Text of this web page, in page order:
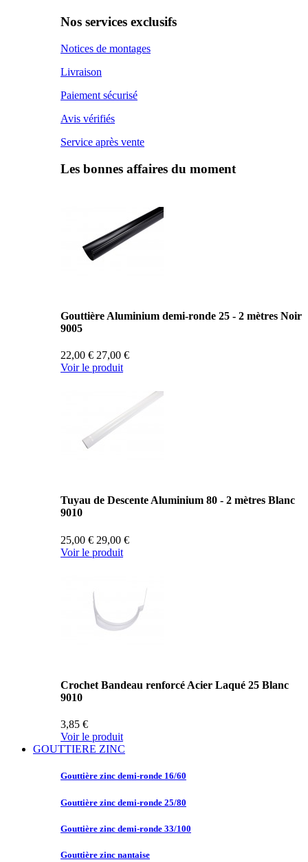
Nos services exclusifs
Notices de montages
Livraison
Paiement sécurisé
Avis vérifiés
Service après vente
Les bonnes affaires du moment
Gouttière Aluminium demi-ronde 25 - 2 mètres Noir
9005
22,00 € 27,00 €
Voir le produit
Tuyau de Descente Aluminium 80 - 2 mètres Blanc
9010
25,00 € 29,00 €
Voir le produit
Crochet Bandeau renforcé Acier Laqué 25 Blanc
9010
3,85 €
Voir le produit
GOUTTIERE ZINC
Gouttière zinc demi-ronde 16/60
Gouttière zinc demi-ronde 25/80
Gouttière zinc demi-ronde 33/100
Gouttière zinc nantaise